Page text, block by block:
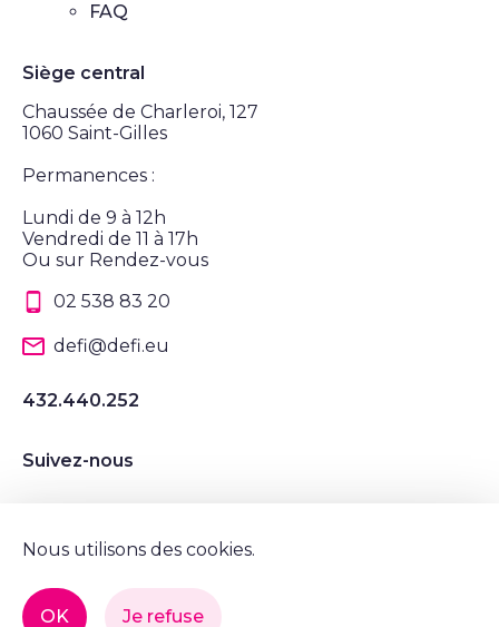
FAQ
Siège central
Chaussée de Charleroi, 127
1060 Saint-Gilles
Permanences :
Lundi de 9 à 12h
Vendredi de 11 à 17h
Ou sur Rendez-vous
02 538 83 20
defi@defi.eu
432.440.252
Suivez-nous
© Tous droits réservés, DéFI 2022.
Nous utilisons des cookies.
OK Je refuse